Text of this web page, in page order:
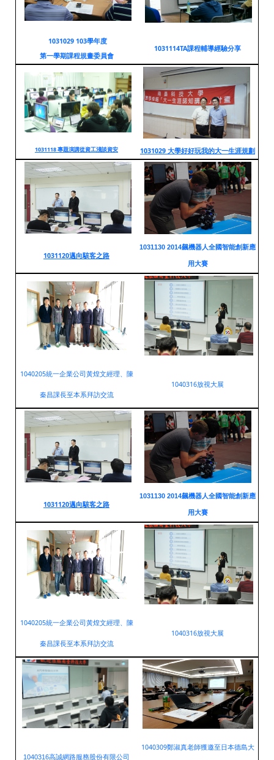
1031029 103學年度
第一學期課程規畫委員會
1031114TA課程輔導經驗分享
1031118 專題演講從資工淺談資安 1031029 大學好好玩我的大一生涯規劃
1031120邁向駭客之路
1031130 2014飆機器人全國智能創新應
用大賽
1040205統一企業公司黃煌文經理、陳
秦昌課長至本系拜訪交流
1040316放視大展
1031120邁向駭客之路
1031130 2014飆機器人全國智能創新應
用大賽
1040205統一企業公司黃煌文經理、陳
秦昌課長至本系拜訪交流
1040316放視大展
1040316高誠網路服務股份有限公司
1040309鄭淑真老師獲邀至日本德島大